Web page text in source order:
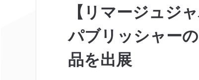
【リマージュジ
パブリッシャー
品を出展